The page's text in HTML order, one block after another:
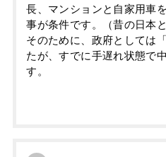
長、マンションと自家用車
事が条件です。（昔の日本と
そのために、政府としては
たが、すでに手遅れ状態で
す。